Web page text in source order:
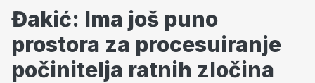
Đakić: Ima još puno
prostora za procesuiranje
počinitelja ratnih zločina